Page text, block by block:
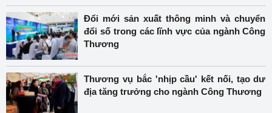
Đổi mới sản xuất thông minh và chuyển
đổi số trong các lĩnh vực của ngành Công
Thương
Thương vụ bắc 'nhịp cầu' kết nối, tạo dư
địa tăng trưởng cho ngành Công Thương